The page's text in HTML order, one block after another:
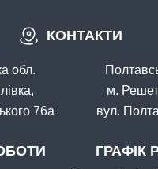
Fanatik Карась Макуха,
КОНТАКТИ
обл.
76а
м.
вул.
ГРАФІК